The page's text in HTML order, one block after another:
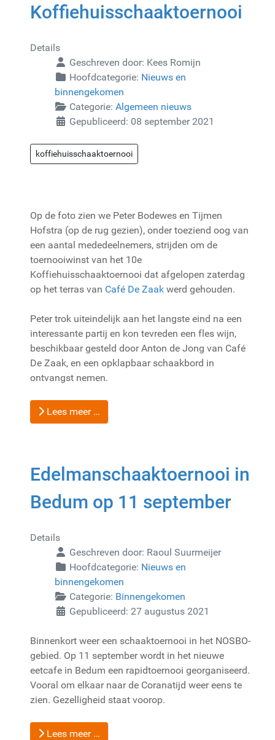
Koffiehuisschaaktoernooi
Details
Geschreven door: Kees Romijn
Hoofdcategorie: Nieuws en
binnengekomen
Categorie: Algemeen nieuws
Gepubliceerd: 08 september 2021
koffiehuisschaaktoernooi
Op de foto zien we Peter Bodewes en Tijmen
Hofstra (op de rug gezien), onder toeziend oog van
een aantal mededeelnemers, strijden om de
toernooiwinst van het 10e
Koffiehuisschaaktoernooi dat afgelopen zaterdag
op het terras van Café De Zaak werd gehouden.
Peter trok uiteindelijk aan het langste eind na een
interessante partij en kon tevreden een fles wijn,
beschikbaar gesteld door Anton de Jong van Café
De Zaak, en een opklapbaar schaakbord in
ontvangst nemen.
Lees meer …
Edelmanschaaktoernooi in
Bedum op 11 september
Details
Geschreven door: Raoul Suurmeijer
Hoofdcategorie: Nieuws en
binnengekomen
Categorie: Binnengekomen
Gepubliceerd: 27 augustus 2021
Binnenkort weer een schaaktoernooi in het NOSBO-
gebied. Op 11 september wordt in het nieuwe
eetcafe in Bedum een rapidtoernooi georganiseerd.
Vooral om elkaar naar de Coranatijd weer eens te
zien. Gezelligheid staat voorop.
Lees meer …